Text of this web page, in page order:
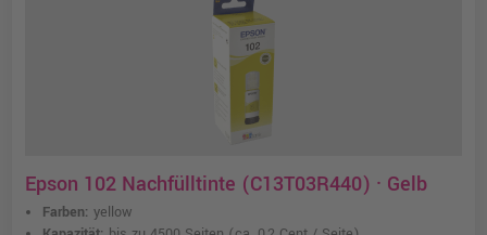
Epson 102 Nachfülltinte (C13T03R440) · Gelb
Farben: yellow